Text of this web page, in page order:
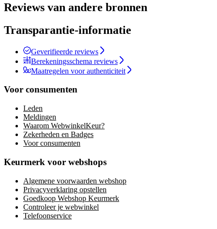
Reviews van andere bronnen
Transparantie-informatie
Geverifieerde reviews
Berekeningsschema reviews
Maatregelen voor authenticiteit
Voor consumenten
Leden
Meldingen
Waarom WebwinkelKeur?
Zekerheden en Badges
Voor consumenten
Keurmerk voor webshops
Algemene voorwaarden webshop
Privacyverklaring opstellen
Goedkoop Webshop Keurmerk
Controleer je webwinkel
Telefoonservice